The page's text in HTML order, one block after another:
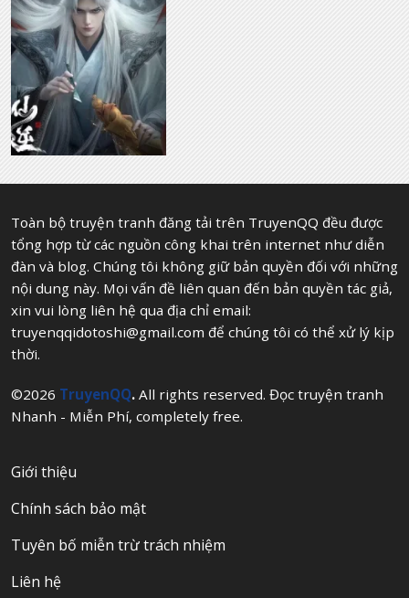
Toàn bộ truyện tranh đăng tải trên TruyenQQ đều được
tổng hợp từ các nguồn công khai trên internet như diễn
đàn và blog. Chúng tôi không giữ bản quyền đối với những
nội dung này. Mọi vấn đề liên quan đến bản quyền tác giả,
xin vui lòng liên hệ qua địa chỉ email:
truyenqqidotoshi@gmail.com để chúng tôi có thể xử lý kịp
thời.
©2026 TruyenQQ. All rights reserved. Đọc truyện tranh
Nhanh - Miễn Phí, completely free.
Giới thiệu
Chính sách bảo mật
Tuyên bố miễn trừ trách nhiệm
Liên hệ